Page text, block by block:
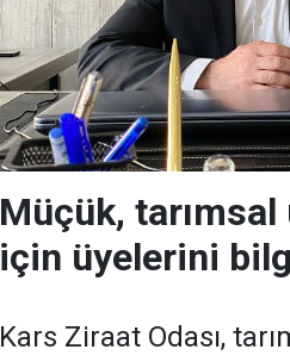
Müçük,
için üyelerini
Kars Ziraat Odası,